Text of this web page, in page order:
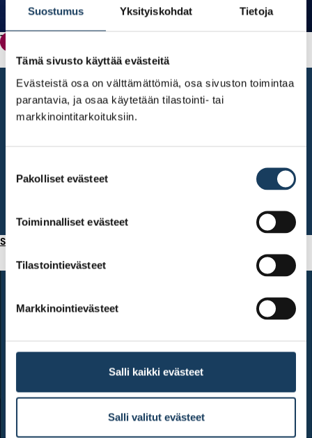
Suostumus Yksityiskohdat Tietoja
Tämä sivusto käyttää evästeitä
Evästeistä osa on välttämättömiä, osa sivuston toimintaa
parantavia, ja osaa käytetään tilastointi- tai
markkinointitarkoituksiin.
valinta
Pakolliset evästeet
Toiminnalliset evästeet
Tilastointievästeet
Markkinointievästeet
Salli kaikki evästeet
Salli valitut evästeet
Tuodaan kansalaisobligaatiot takaisin
Suomen suosituimmat osakkeet vuodesta 2016